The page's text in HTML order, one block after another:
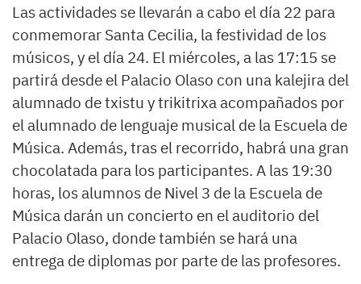
Las actividades se llevarán a cabo el día 22 para
conmemorar Santa Cecilia, la festividad de los
músicos, y el día 24. El miércoles, a las 17:15 se
partirá desde el Palacio Olaso con una kalejira del
alumnado de txistu y trikitrixa acompañados por
el alumnado de lenguaje musical de la Escuela de
Música. Además, tras el recorrido, habrá una gran
chocolatada para los participantes. A las 19:30
horas, los alumnos de Nivel 3 de la Escuela de
Música darán un concierto en el auditorio del
Palacio Olaso, donde también se hará una
entrega de diplomas por parte de las profesores.